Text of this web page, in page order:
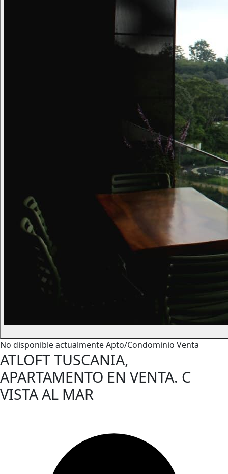
No disponible actualmenteApto/Condominio Venta
ATLOFT TUSCANIA,
APARTAMENTO EN VENTA. C
VISTA AL MAR